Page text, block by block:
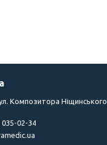
Композитора Ніщинського
035-02-34